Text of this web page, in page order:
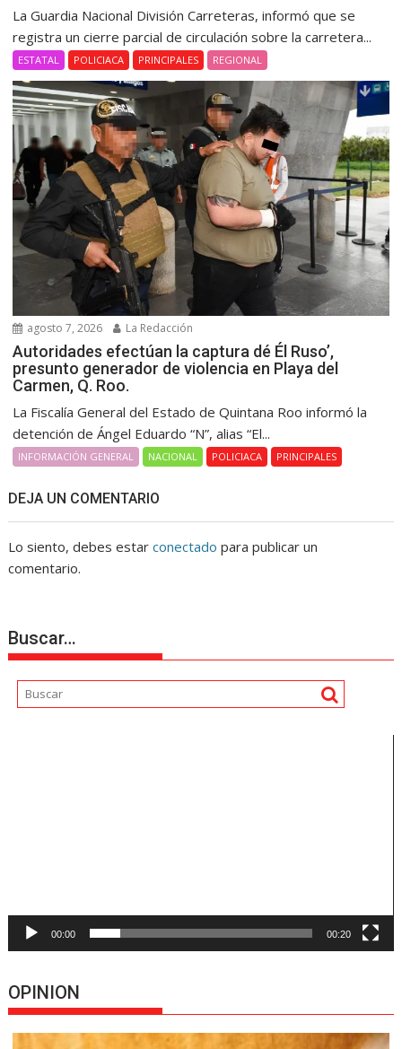
La Guardia Nacional División Carreteras, informó que se
registra un cierre parcial de circulación sobre la carretera...
ESTATAL POLICIACA PRINCIPALES REGIONAL
agosto 7, 2026 La Redacción
Autoridades efectúan la captura dé Él Ruso’,
presunto generador de violencia en Playa del
Carmen, Q. Roo.
La Fiscalía General del Estado de Quintana Roo informó la
detención de Ángel Eduardo “N”, alias “El...
INFORMACIÓN GENERAL NACIONAL POLICIACA PRINCIPALES
DEJA UN COMENTARIO
Lo siento, debes estarconectado para publicar un
comentario.
Buscar…
00:00 00:20
OPINION